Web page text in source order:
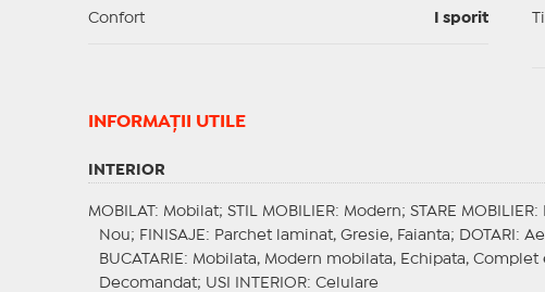
Confort I sporit
INFORMAŢII UTILE
INTERIOR
MOBILAT : Mobilat; STIL MOBILIER: Modern; STARE MOBILIER:
Nou; FINISAJE : Parchet laminat, Gresie, Faianta; DOTARI :
BUCATARIE : Mobilata, Modern mobilata, Echipata, Complet
Decomandat; USI INTERIOR: Celulare